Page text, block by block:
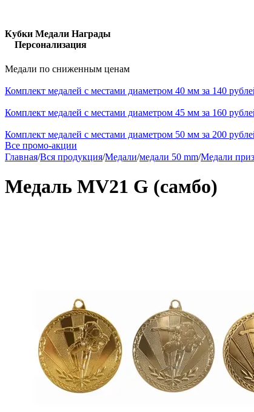
Кубки Медали Награды
Персонализация
Медали по сниженным ценам
Комплект медалей с местами диаметром 40 мм за 140
Комплект медалей с местами диаметром 45 мм за 160
Комплект медалей с местами диаметром 50 мм за 200
Все промо-акции
Главная/Вся продукция/Медали/медали 50 mm/Медали
Медаль MV21 G (самбо)